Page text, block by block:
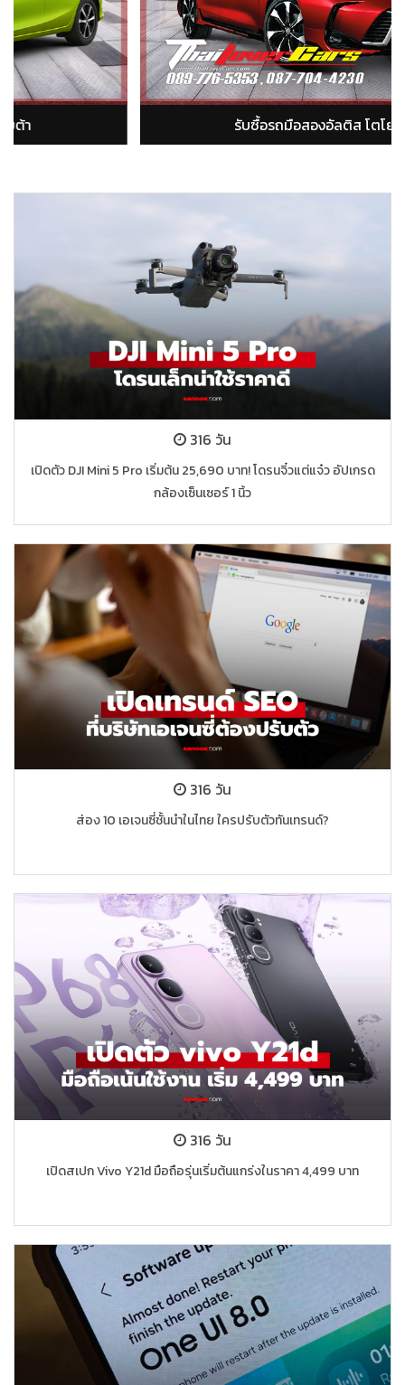
รับซื้อรถมือสองฟอร์จูนเนอร์ Fortuner
316 วัน
เปิดตัว DJI Mini 5 Pro เริ่มต้น 25,690 บาท! โดรนจิ๋วแต่แจ๋ว อัปเกรด
กล้องเซ็นเซอร์ 1 นิ้ว
316 วัน
ส่อง 10 เอเจนซี่ชั้นนำในไทย ใครปรับตัวทันเทรนด์?
316 วัน
เปิดสเปก Vivo Y21d มือถือรุ่นเริ่มต้นแกร่งในราคา 4,499 บาท